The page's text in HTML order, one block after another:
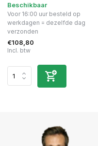
Beschikbaar
Voor 16:00 uur besteld op
werkdagen = dezelfde dag
verzonden
€108,80
Incl. btw